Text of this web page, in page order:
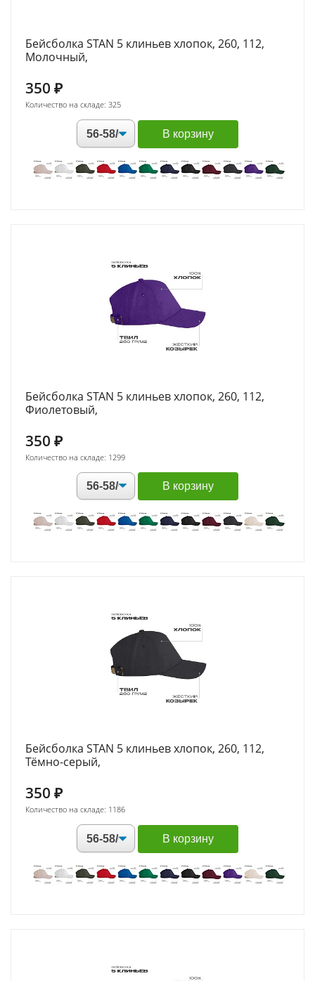
Бейсболка STAN 5 клиньев хлопок, 260, 112,
Молочный,
350 ₽
Количество на складе: 325
В корзину
Бейсболка STAN 5 клиньев хлопок, 260, 112,
Фиолетовый,
350 ₽
Количество на складе: 1299
В корзину
Бейсболка STAN 5 клиньев хлопок, 260, 112,
Тёмно-серый,
350 ₽
Количество на складе: 1186
В корзину